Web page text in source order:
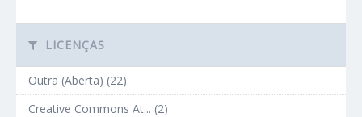
LICENÇAS
Outra (Aberta) (22)
Creative Commons At... (2)